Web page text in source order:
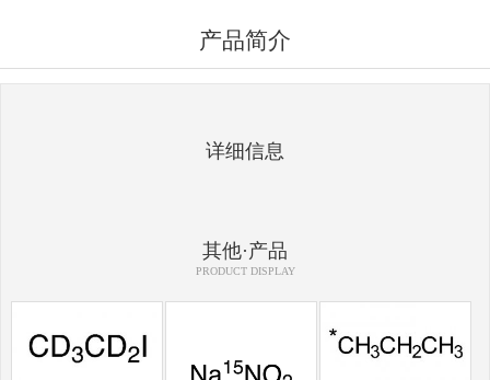
产品简介
详细信息
其他·产品
PRODUCT DISPLAY